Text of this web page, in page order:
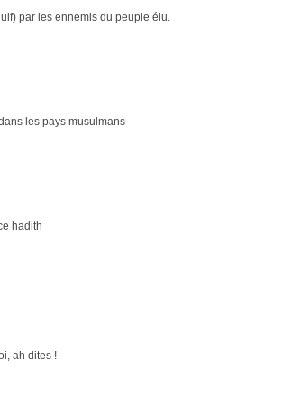
par les ennemis du peuple élu.
les pays musulmans
hadith
ah dites !